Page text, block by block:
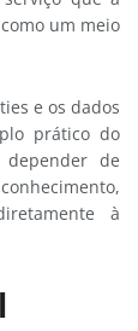
um meio
e os dados
prático do
de
à